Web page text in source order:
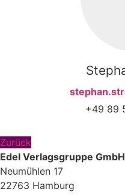
+49 89
Zurück
Edel Verlagsgruppe GmbH
Neumühlen 17
22763 Hamburg